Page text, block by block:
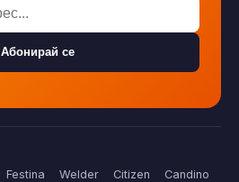
Абонирай се
Festina Welder Citizen
Candino